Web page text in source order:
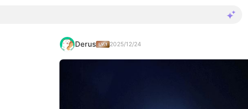
Derus 2025/12/24